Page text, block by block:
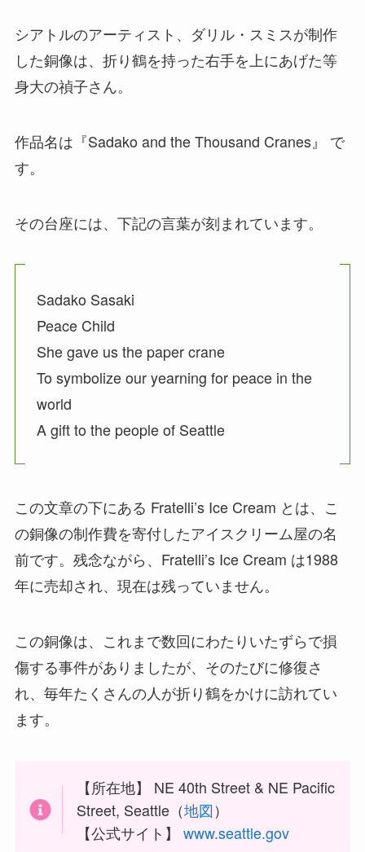
シアトルのアーティスト、ダリル・スミスが制作
した銅像は、折り鶴を持った右手を上にあげた等
身大の禎子さん。
作品名は『Sadako and the Thousand Cranes』 で
す。
その台座には、下記の言葉が刻まれています。
Sadako Sasaki
Peace Child
She gave us the paper crane
To symbolize our yearning for peace in the
world
A gift to the people of Seattle
この文章の下にある Fratelli’s Ice Cream とは、こ
の銅像の制作費を寄付したアイスクリーム屋の名
前です。残念ながら、Fratelli’s Ice Cream は1988
年に売却され、現在は残っていません。
この銅像は、これまで数回にわたりいたずらで損
傷する事件がありましたが、そのたびに修復さ
れ、毎年たくさんの人が折り鶴をかけに訪れてい
ます。
【所在地】 NE 40th Street & NE Pacific
Street, Seattle（地図）
【公式サイト】www.seattle.gov